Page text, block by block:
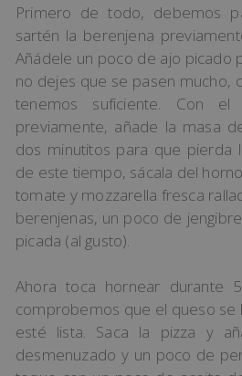
Primero de todo, debemos
sartén la berenjena
Añádele un poco de ajo picado
no dejes que se pasen mucho,
tenemos suficiente. Con el
previamente, añade la masa
dos minutitos para que pierda
de este tiempo, sácala del
tomate y mozzarella fresca
berenjenas, un poco de
picada (al gusto).
Ahora toca hornear durante
comprobemos que el queso se
esté lista. Saca la pizza y
desmenuzado y un poco de